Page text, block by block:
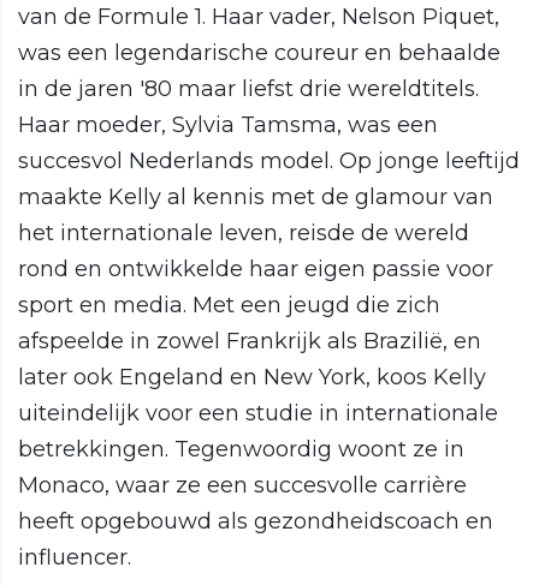
van de Formule 1. Haar vader, Nelson Piquet,
was een legendarische coureur en behaalde
in de jaren '80 maar liefst drie wereldtitels.
Haar moeder, Sylvia Tamsma, was een
succesvol Nederlands model. Op jonge leeftijd
maakte Kelly al kennis met de glamour van
het internationale leven, reisde de wereld
rond en ontwikkelde haar eigen passie voor
sport en media. Met een jeugd die zich
afspeelde in zowel Frankrijk als Brazilië, en
later ook Engeland en New York, koos Kelly
uiteindelijk voor een studie in internationale
betrekkingen. Tegenwoordig woont ze in
Monaco, waar ze een succesvolle carrière
heeft opgebouwd als gezondheidscoach en
influencer.